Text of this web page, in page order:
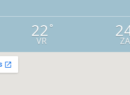
22°
VR ZA